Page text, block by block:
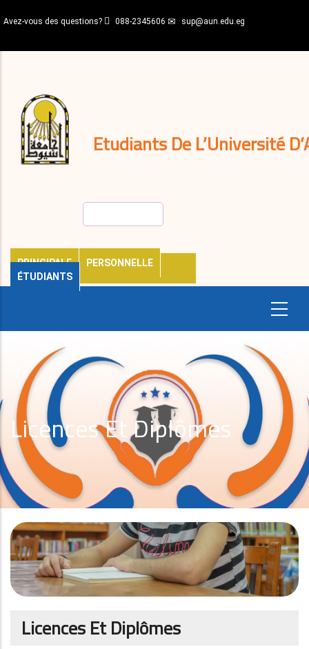
au
principal
Avez-vous des questions? 088-2345606 sup@aun.edu.eg
Etudiants De L’Université
PRINCIPALE
PERSONNELLE
ÉTUDIANTS
décisions
Expatriés
Journal
Licences Et Diplômes
Licences Et Diplômes